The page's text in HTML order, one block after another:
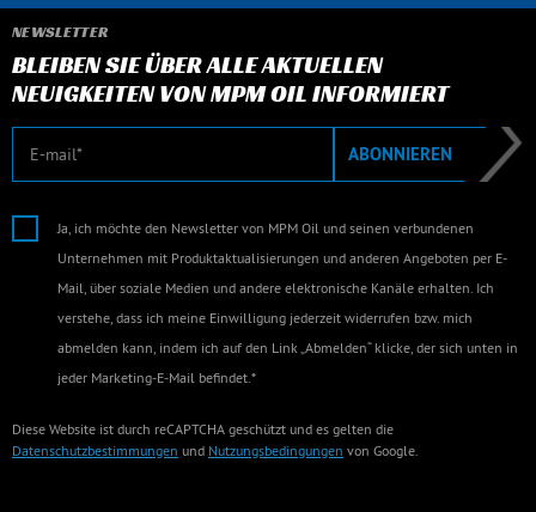
NEWSLETTER
BLEIBEN SIE ÜBER ALLE AKTUELLEN
NEUIGKEITEN VON MPM OIL INFORMIERT
E-Mail ABONNIEREN
Ja, ich möchte den Newsletter von MPM Oil und seinen verbundenen
Unternehmen mit Produktaktualisierungen und anderen Angeboten per E-
Mail, über soziale Medien und andere elektronische Kanäle erhalten. Ich
verstehe, dass ich meine Einwilligung jederzeit widerrufen bzw. mich
abmelden kann, indem ich auf den Link „Abmelden“ klicke, der sich unten in
jeder Marketing-E-Mail befindet.*
Diese Website ist durch reCAPTCHA geschützt und es gelten die
Datenschutzbestimmungen und Nutzungsbedingungen von Google.